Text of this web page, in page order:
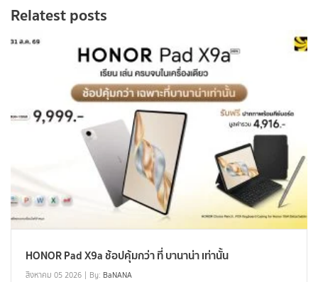
Relatest posts
HONOR Pad X9a ช้อปคุ้มกว่า ที่ บานาน่า เท่านั้น
สิงหาคม 05 2026 By: BaNANA